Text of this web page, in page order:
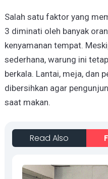
Salah satu faktor yang
3 diminati oleh banyak
kenyamanan tempat.
sederhana, warung ini
berkala. Lantai, meja, dan
dibersihkan agar
saat makan.
Read Also